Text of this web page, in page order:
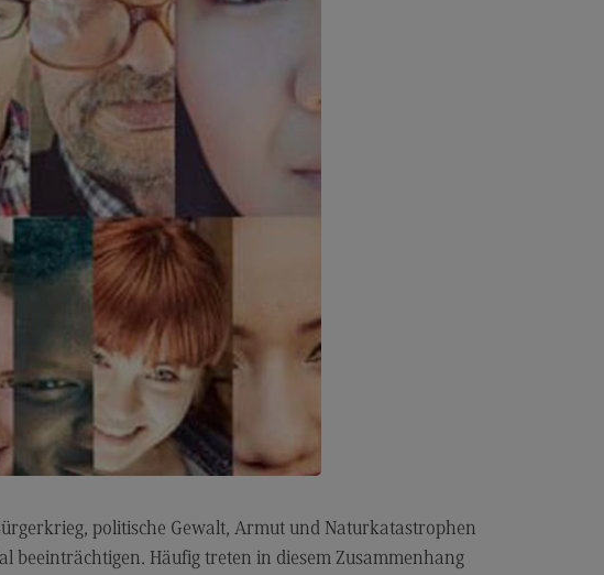
politische Gewalt, Armut und Naturkatastrophen
beeinträchtigen. Häufig treten in diesem Zusammenhang